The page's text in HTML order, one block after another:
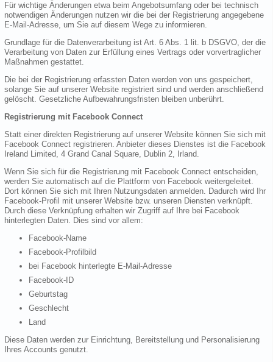
Für wichtige Änderungen etwa beim Angebotsumfang oder bei technisch
notwendigen Änderungen nutzen wir die bei der Registrierung angegebene
E-Mail-Adresse, um Sie auf diesem Wege zu informieren.
Grundlage für die Datenverarbeitung ist Art. 6 Abs. 1 lit. b DSGVO, der die
Verarbeitung von Daten zur Erfüllung eines Vertrags oder vorvertraglicher
Maßnahmen gestattet.
Die bei der Registrierung erfassten Daten werden von uns gespeichert,
solange Sie auf unserer Website registriert sind und werden anschließend
gelöscht. Gesetzliche Aufbewahrungsfristen bleiben unberührt.
Registrierung mit Facebook Connect
Statt einer direkten Registrierung auf unserer Website können Sie sich mit
Facebook Connect registrieren. Anbieter dieses Dienstes ist die Facebook
Ireland Limited, 4 Grand Canal Square, Dublin 2, Irland.
Wenn Sie sich für die Registrierung mit Facebook Connect entscheiden,
werden Sie automatisch auf die Plattform von Facebook weitergeleitet.
Dort können Sie sich mit Ihren Nutzungsdaten anmelden. Dadurch wird Ihr
Facebook-Profil mit unserer Website bzw. unseren Diensten verknüpft.
Durch diese Verknüpfung erhalten wir Zugriff auf Ihre bei Facebook
hinterlegten Daten. Dies sind vor allem:
Facebook-Name
Facebook-Profilbild
bei Facebook hinterlegte E-Mail-Adresse
Facebook-ID
Geburtstag
Geschlecht
Land
Diese Daten werden zur Einrichtung, Bereitstellung und Personalisierung
Ihres Accounts genutzt.